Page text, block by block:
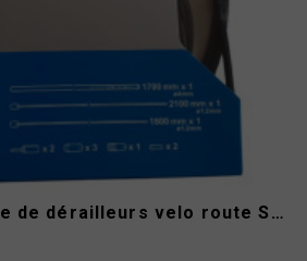
Kit câbles et gaine de dérailleurs velo route Shimano...